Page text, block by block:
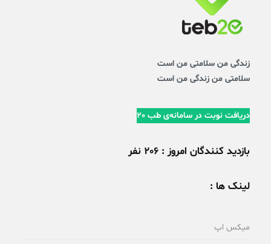
زندگی من سلامتی من است
سلامتی من زندگی من است
دریافت نوبت در سامانه‌ی طب 20
بازدید کنندگان امروز : 206 نفر
لینک ها :
میکس اپ